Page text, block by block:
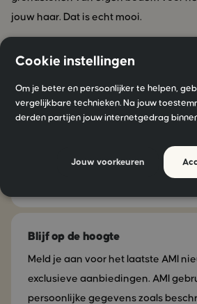
jouw haar. Dat is echt mooi.
Blijf geïnspireerd!
Blijf op de hoogte
Meld je aan voor het laatste AMI
exclusieve aanbiedingen. AMI
persoonlijke gegevens zoals
Cookie instellingen
Om je beter en persoonlijker te helpen,
vergelijkbare technieken. Na jouw
derden partijen jouw internetgedrag
Jouw voorkeuren